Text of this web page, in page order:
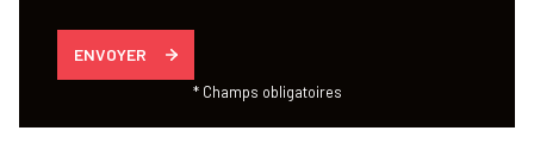
ENVOYER
* Champs obligatoires